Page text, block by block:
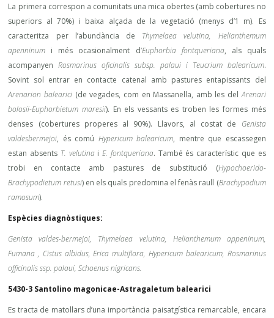
La primera correspon a comunitats una mica obertes (amb cobertures no
superiors al 70%) i baixa alçada de la vegetació (menys d’1 m). Es
caracteritza per l’abundància de Thymelaea velutina, Helianthemum
apenninum i més ocasionalment d’Euphorbia fontqueriana, als quals
acompanyenRosmarinus oficinalis subsp. palaui i Teucrium balearicum.
Sovint sol entrar en contacte catenal amb pastures entapissants del
Arenarion balearici (de vegades, com en Massanella, amb les delArenari
bolosii-Euphorbietum maresii). En els vessants es troben les formes més
denses (cobertures properes al 90%). Llavors, al costat de Genista
valdesbermejoi, és comú Hypericum balearicum, mentre que escassegen
estan absents T. velutinaiE. fontqueriana. També és característic que es
trobi en contacte amb pastures de substitució (Hypochoerido-
Brachypodietum retusi) en els quals predomina el fenàs raull (Brachypodium
ramosum).
Espècies diagnòstiques:
Genista valdes-bermejoi, Thymelaea velutina, Helianthemum appeninum,
Fumana , Cistus albidus, Erica multiflora, Hypericum balearicum, Rosmarinus
officinalis ssp. palaui, Schoenusnigricans.
5430-3 Santolino magonicae-Astragaletum balearici
Es tracta de matollars d’una importància paisatgística remarcable, encara